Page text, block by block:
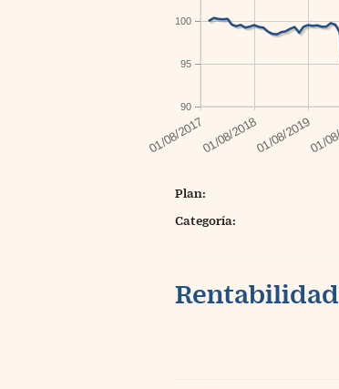
90
95
100
Plan:
Categoría: